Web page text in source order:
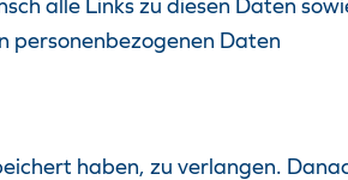
alle Links zu diesen Daten
personenbezogenen Daten
haben, zu verlangen.